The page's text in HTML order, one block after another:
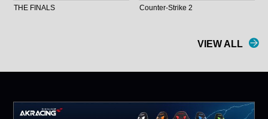
THE FINALS Counter-Strike 2
VIEW ALL